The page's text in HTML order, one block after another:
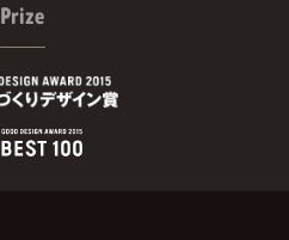
Prize